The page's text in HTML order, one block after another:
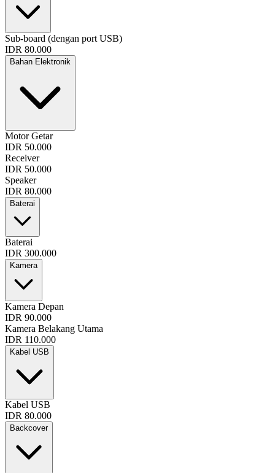
Sub-board (dengan port USB)
IDR 80.000
Bahan Elektronik
Motor Getar
IDR 50.000
Receiver
IDR 50.000
Speaker
IDR 80.000
Baterai
Baterai
IDR 300.000
Kamera
Kamera Depan
IDR 90.000
Kamera Belakang Utama
IDR 110.000
Kabel USB
Kabel USB
IDR 80.000
Backcover